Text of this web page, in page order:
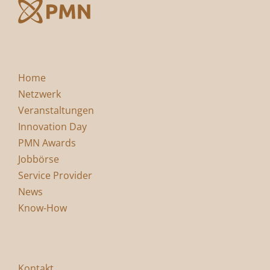
Home
Netzwerk
Veranstaltungen
Innovation Day
PMN Awards
Jobbörse
Service Provider
News
Know-How